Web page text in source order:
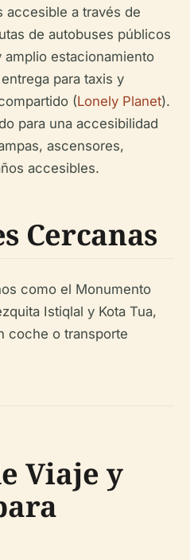
accesible a través de
de autobuses públicos
amplio estacionamiento
para taxis y
(Lonely Planet).
para una accesibilidad
ascensores,
accesibles.
Cercanas
como el Monumento
Istiqlal y Kota Tua,
coche o transporte
Viaje y